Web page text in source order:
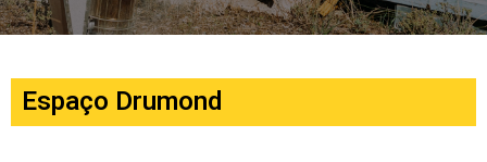
Espaço Drumond